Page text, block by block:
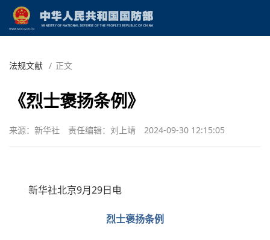
法规文献 / 正文
《烈士褒扬条例》
来源：新华社 责任编辑：刘上靖 2024-09-30 12:15:05
新华社北京9月29日电
烈士褒扬条例